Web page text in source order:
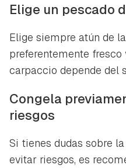
Elige un pescado
Elige siempre atún de
preferentemente fresco
carpaccio depende del
Congela
riesgos
Si tienes dudas sobre
evitar riesgos, es